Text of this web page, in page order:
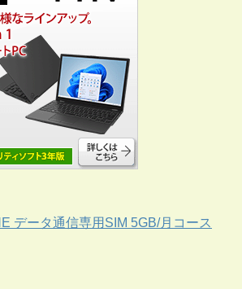
データ通信専用SIM 5GB/月コース